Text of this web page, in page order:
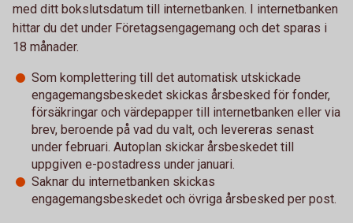
med ditt bokslutsdatum till internetbanken. I internetbanken
hittar du det under Företagsengagemang och det sparas i
18 månader.
Som komplettering till det automatisk utskickade
engagemangsbeskedet skickas årsbesked för fonder,
försäkringar och värdepapper till internetbanken eller via
brev, beroende på vad du valt, och levereras senast
under februari. Autoplan skickar årsbeskedet till
uppgiven e-postadress under januari.
Saknar du internetbanken skickas
engagemangsbeskedet och övriga årsbesked per post.